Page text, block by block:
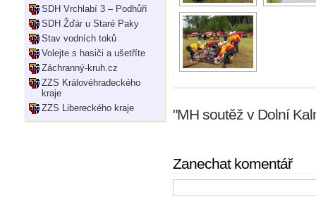
"MH soutěž v Dolní
Zanechat komentář
SDH Vrchlabí 3 – Podhůří
SDH Žďár u Staré Paky
Stav vodních toků
Volejte s hasiči a ušetříte
Záchranný-kruh.cz
ZZS Královéhradeckého
kraje
ZZS Libereckého kraje